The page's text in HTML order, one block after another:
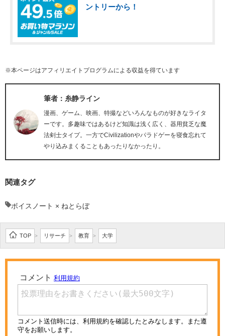
ントリーから！
※本ページはアフィリエイトプログラムによる収益を得ています
筆者：糸静ライン
漫画、ゲーム、映画、特撮などいろんなものが好きなライタ
ーです。多趣味ではあるけど知識は浅く広く、器用貧乏な魔
法剣士タイプ。一方でCivilizationやパラドゲーを寝食忘れて
やり込みまくることもあったりなかったり。
関連タグ
ボイスノート × ねとらぼ
TOP > リサーチ > 教育 > 大学